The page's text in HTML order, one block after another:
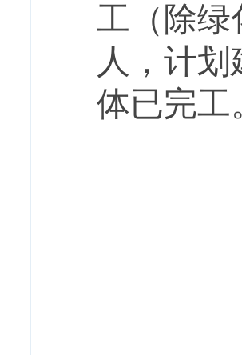
工（除绿
人，计划
体已完工